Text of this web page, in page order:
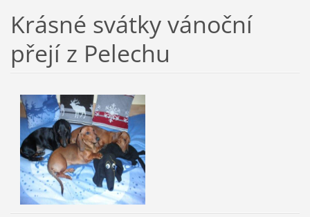
Krásné svátky vánoční
přejí z Pelechu